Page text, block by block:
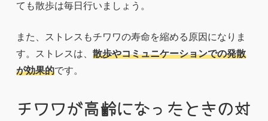
ても散歩は毎日行いましょう。
また、ストレスもチワワの寿命を縮める原因になりま
す。ストレスは、 散歩やコミュニケーションでの発散
が効果的です。
チワワが高齢になったときの対